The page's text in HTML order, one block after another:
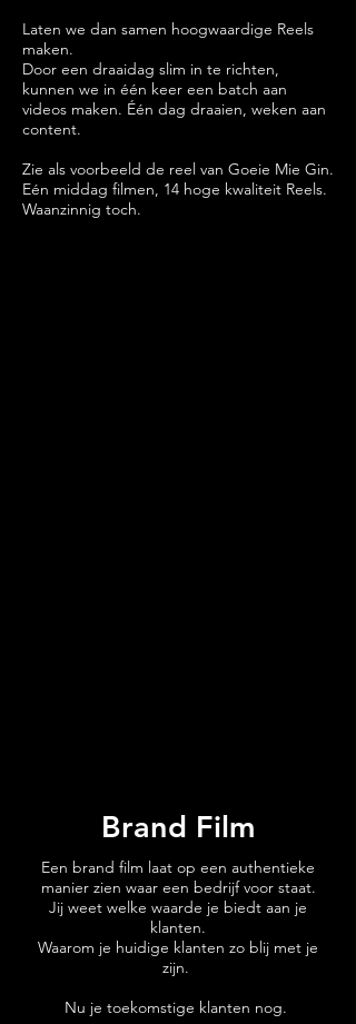
Laten we dan samen hoogwaardige Reels
maken.
Door een draaidag slim in te richten,
kunnen we in één keer een batch aan
videos maken. Één dag draaien, weken aan
content.
Zie als voorbeeld de reel van Goeie Mie Gin.
Eén middag filmen, 14 hoge kwaliteit Reels.
Waanzinnig toch.
Brand Film
Een brand film laat op een authentieke
manier zien waar een bedrijf voor staat.
Jij weet welke waarde je biedt aan je
klanten.
Waarom je huidige klanten zo blij met je
zijn.
Nu je toekomstige klanten nog.